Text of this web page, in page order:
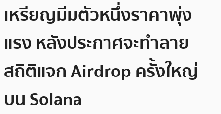
เหรียญมีมตัวหนึ่งราคาพุ่ง
แรง หลังประกาศจะทำลาย
สถิติแจก Airdrop ครั้งใหญ่
บน Solana